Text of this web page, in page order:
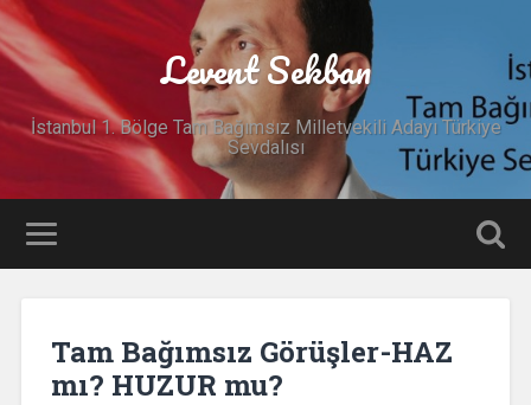
Levent Sekban
İstanbul 1. Bölge Tam Bağımsız Milletvekili Adayı Türkiye
Sevdalısı
Tam Bağımsız Görüşler-HAZ
mı? HUZUR mu?